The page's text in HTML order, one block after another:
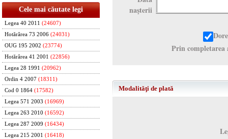
Cele mai căutate legi
Legea 40 2011 (24607)
Hotărârea 73 2006 (24031)
OUG 195 2002 (23774)
Hotărârea 41 2001 (22856)
Legea 28 1991 (20962)
Ordin 4 2007 (18311)
Cod 0 1864 (17582)
Legea 571 2003 (16969)
Legea 263 2010 (16592)
Legea 287 2009 (16434)
Legea 215 2001 (16418)
naşterii
Prin
Modalităţi de plată